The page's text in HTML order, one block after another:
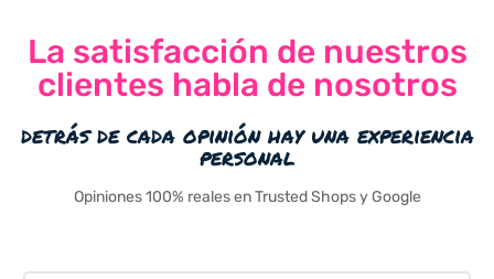
La satisfacción de nuestros
clientes habla de nosotros
detrás de cada opinión hay una experiencia
personal
Opiniones 100% reales en Trusted Shops y Google